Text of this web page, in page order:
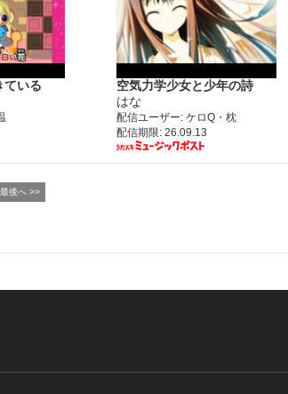
ている
空気力学少女と少年の詩
はな
配信ユーザー: ケロQ・枕
配信期限: 26.09.13
最後へ >>